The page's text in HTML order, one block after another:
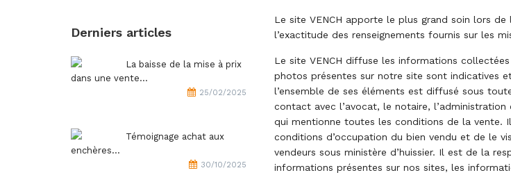
Derniers articles
La baisse de la mise à prix
dans une vente...
25/02/2025
Témoignage achat aux
enchères...
30/10/2025
Le site VENCH apporte le plus grand soin lors
l’exactitude des renseignements fournis sur les
Le site VENCH diffuse les informations
photos présentes sur notre site sont indicatives
l’ensemble de ses éléments est diffusé sous
contact avec l’avocat, le notaire,
qui mentionne toutes les conditions de la vente.
conditions d’occupation du bien vendu et de le
vendeurs sous ministère d’huissier. Il est de la
informations présentes sur nos sites, les